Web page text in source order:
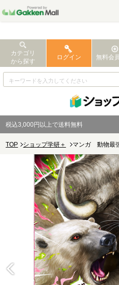
カテゴリ
から探す
ログイン 無料会
税込3,000円以上で送料無料
TOP ショップ学研＋ マンガ 動物最